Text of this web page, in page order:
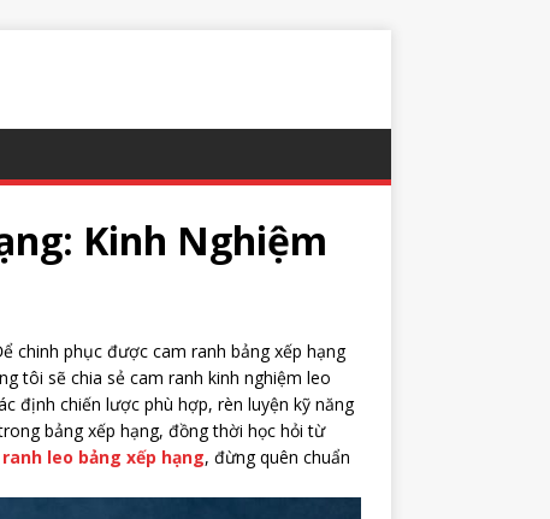
Kinh Nghiệm
chinh phục được cam ranh bảng xếp hạng
tôi sẽ chia sẻ cam ranh kinh nghiệm leo
định chiến lược phù hợp, rèn luyện kỹ năng
bảng xếp hạng, đồng thời học hỏi từ
leo bảng xếp hạng, đừng quên chuẩn